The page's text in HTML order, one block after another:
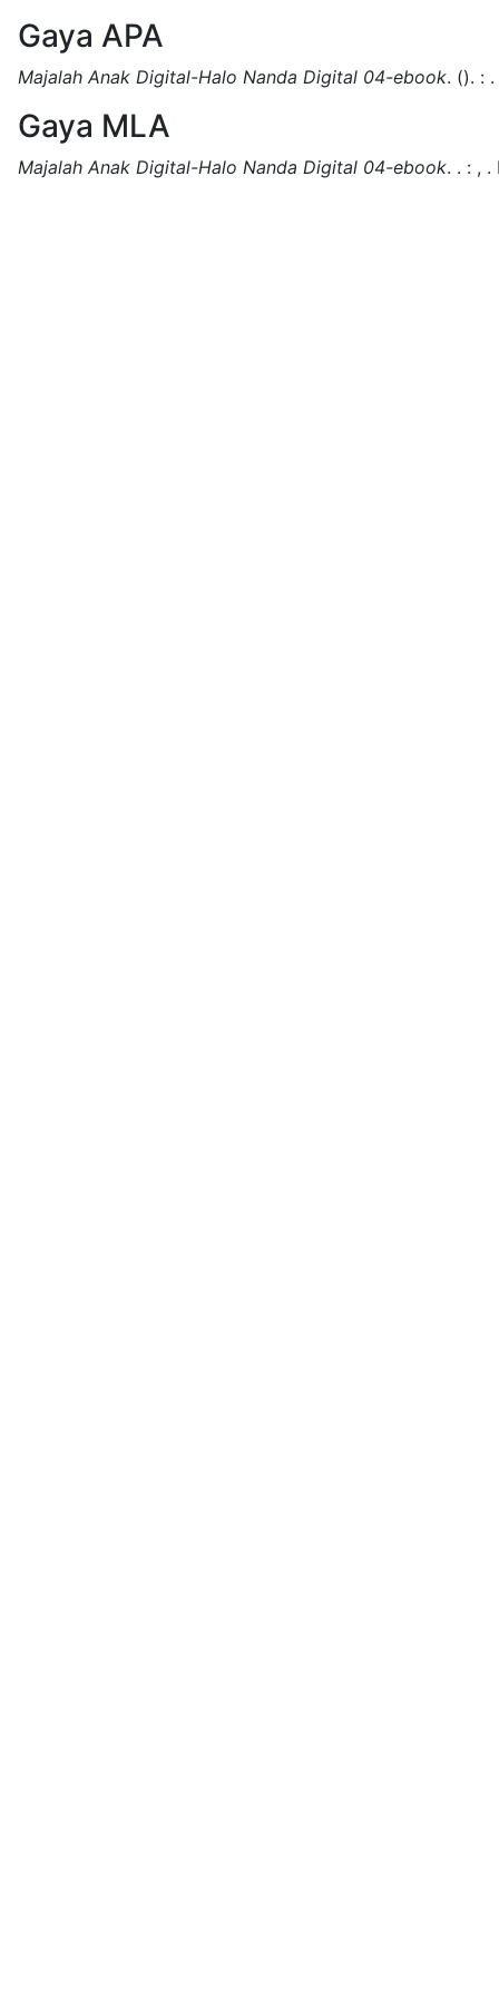
Gaya APA
Majalah Anak Digital-Halo Nanda Digital 04-ebook. (). : .
Gaya MLA
Majalah Anak Digital-Halo Nanda Digital 04-ebook. . : , .